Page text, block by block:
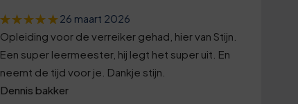
26 maart 2026
Opleiding voor de verreiker gehad, hier van Stijn.
Een super leermeester, hij legt het super uit. En
neemt de tijd voor je. Dankje stijn.
Dennis bakker